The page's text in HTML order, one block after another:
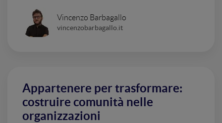
Vincenzo Barbagallo
vincenzobarbagallo.it
Appartenere per trasformare:
costruire comunità nelle
organizzazioni